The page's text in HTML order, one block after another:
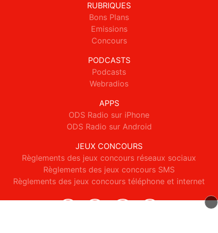
RUBRIQUES
Bons Plans
Emissions
Concours
PODCASTS
Podcasts
Webradios
APPS
ODS Radio sur iPhone
ODS Radio sur Android
JEUX CONCOURS
Règlements des jeux concours réseaux sociaux
Règlements des jeux concours SMS
Règlements des jeux concours téléphone et internet